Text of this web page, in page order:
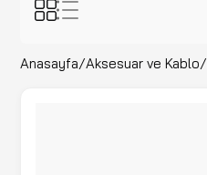
Anasayfa/Aksesuar ve Kablo/